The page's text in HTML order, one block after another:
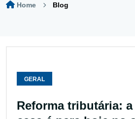
Home Blog
GERAL
Reforma tributária: